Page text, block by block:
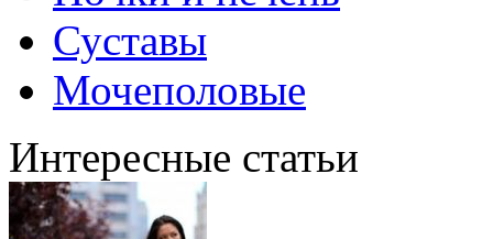
Суставы
Мочеполовые
Интересные статьи